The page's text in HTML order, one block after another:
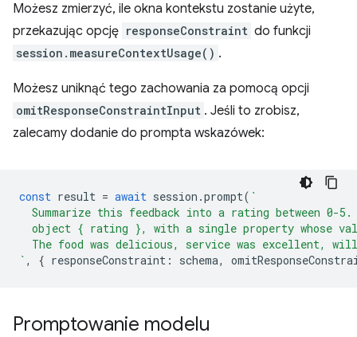
Możesz zmierzyć, ile okna kontekstu zostanie użyte,
przekazując opcję responseConstraint do funkcji
session.measureContextUsage() .
Możesz uniknąć tego zachowania za pomocą opcji
omitResponseConstraintInput . Jeśli to zrobisz,
zalecamy dodanie do prompta wskazówek:
const result = await session .prompt( `
Summarize this feedback into a rating between 0-
object { rating }, with a single property whose
The food was delicious, service was excellent,
` , { responseConstraint : schema,
Promptowanie modelu